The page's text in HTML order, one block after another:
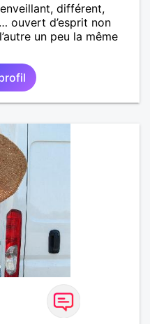
différent,
ouvert d’esprit non
un peu la même